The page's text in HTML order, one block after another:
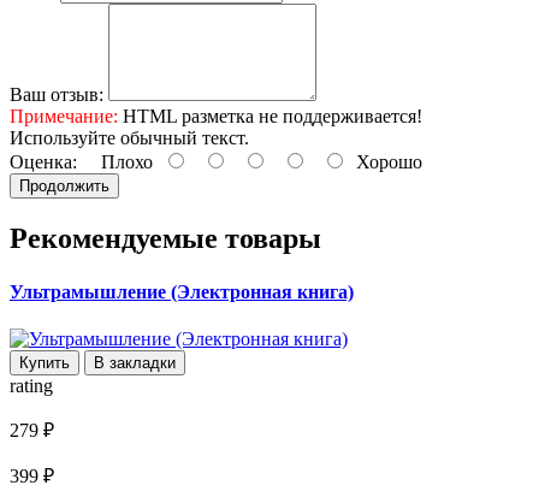
Ваш отзыв:
Примечание: HTML разметка не поддерживается!
Используйте обычный текст.
Оценка: Плохо Хорошо
Продолжить
Рекомендуемые товары
Ультрамышление (Электронная книга)
Купить В закладки
rating
279 ₽
399 ₽